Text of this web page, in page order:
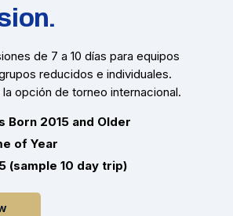
de 7 a 10 días para equipos
reducidos e individuales.
opción de torneo internacional.
Born 2015 and Older
of Year
(sample 10 day trip)